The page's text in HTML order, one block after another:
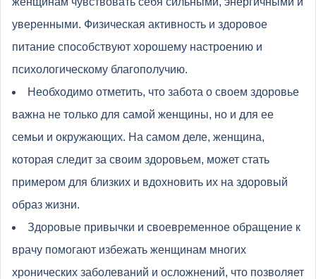
уверенными. Физическая активность и здоровое
питание способствуют хорошему настроению и
психологическому благополучию.
Необходимо отметить, что забота о своем здоровье
важна не только для самой женщины, но и для ее
семьи и окружающих. На самом деле, женщина,
которая следит за своим здоровьем, может стать
примером для близких и вдохновить их на здоровый
образ жизни.
Здоровые привычки и своевременное обращение к
врачу помогают избежать женщинам многих
хронических заболеваний и осложнений, что позволяет